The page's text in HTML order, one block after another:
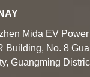
Mida EV
Building, No. 8
Guangming